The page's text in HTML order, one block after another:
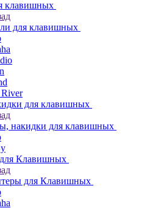
клавишных
для клавишных
River
для клавишных
накидки для клавишных
Клавишных
для Клавишных